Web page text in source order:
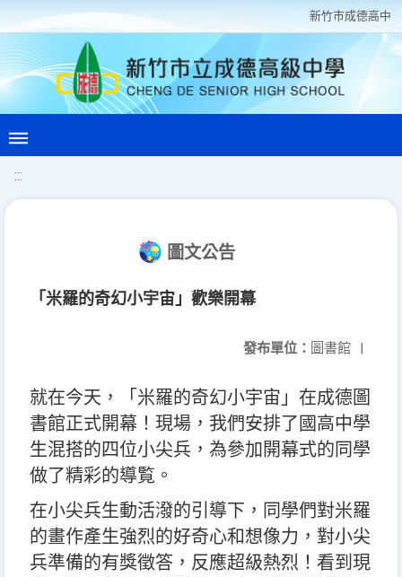
新竹巿成德高中
:::
圖文公告
「米羅的奇幻小宇宙」歡樂開幕
發布單位： 圖書館 |
就在今天，「米羅的奇幻小宇宙」在成德圖
書館正式開幕！現場，我們安排了國高中學
生混搭的四位小尖兵，為參加開幕式的同學
做了精彩的導覧。
在小尖兵生動活潑的引導下，同學們對米羅
的畫作產生強烈的好奇心和想像力，對小尖
兵準備的有獎徵答，反應超級熱烈！看到現